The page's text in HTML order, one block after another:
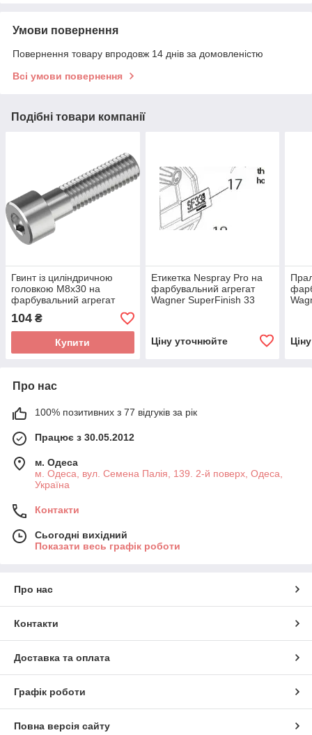
Умови повернення
Повернення товару впродовж 14 днів за домовленістю
Всі умови повернення
Подібні товари компанії
Гвинт із циліндричною
головкою M8x30 на
фарбувальний агрегат
PLUS/PRO
104 ₴
Купити
Етикетка Nespray Pro на
фарбувальний агрегат
Wagner SuperFinish 33
Ціну уточнюйте
Про нас
100% позитивних з 77 відгуків за рік
Працює з 30.05.2012
м. Одеса
м. Одеса, вул. Семена Палія, 139. 2-й поверх, Одеса,
Україна
Контакти
Сьогодні вихідний
Показати весь графік роботи
Про нас
Контакти
Доставка та оплата
Графік роботи
Повна версія сайту